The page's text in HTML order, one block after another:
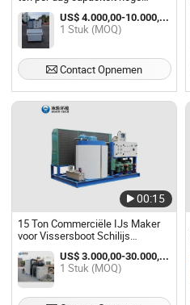
kwaliteit vlokijsmaker
US$ 4.000,00-10.000,00 / Stuk
1 Stuk (MOQ)
Contact Opnemen
00:15
15 Ton Commerciële IJs Maker
voor Vissersboot Schilijs
Maakmachine
US$ 3.000,00-30.000,00 / Stuk
1 Stuk (MOQ)